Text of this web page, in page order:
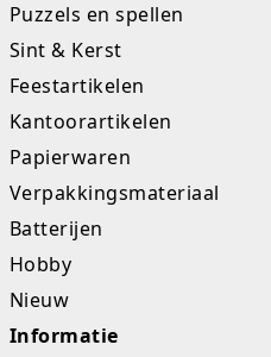
Puzzels en spellen
Sint & Kerst
Feestartikelen
Kantoorartikelen
Papierwaren
Verpakkingsmateriaal
Batterijen
Hobby
Nieuw
Informatie